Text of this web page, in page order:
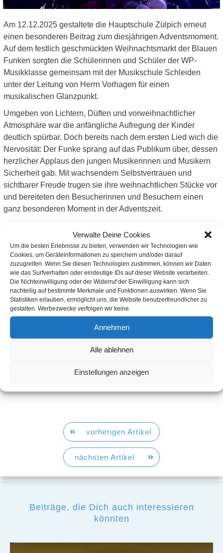
Verwalte Deine Cookies
Um die besten Erlebnisse zu bieten, verwenden wir Technologien wie
Cookies, um Geräteinformationen zu speichern und/oder darauf
zuzugreifen. Wenn Sie diesen Technologien zustimmen, können wir Daten
wie das Surfverhalten oder eindeutige IDs auf dieser Website verarbeiten.
Die Nichteinwilligung oder der Widerruf der Einwilligung kann sich
nachteilig auf bestimmte Merkmale und Funktionen auswirken. Wenn Sie
Statistiken erlauben, ermöglicht uns, die Website benutzerfreundlicher zu
gestalten. Werbezwecke verfolgen wir keine.
Annehmen
Alle ablehnen
Einstellungen anzeigen
Am 12.12.2025 gestaltete die Hauptschule Zülpich erneut
einen besonderen Beitrag zum diesjährigen Adventsmoment.
Auf dem festlich geschmückten Weihnachtsmarkt der Blauen
Funken sorgten die Schülerinnen und Schüler der WP-
Musikklasse gemeinsam mit der Musikschule Schleiden
unter der Leitung von Herrn Vorhagen für einen
musikalischen Glanzpunkt.
Umgeben von Lichtern, Düften und vorweihnachtlicher
Atmosphäre war die anfängliche Aufregung der Kinder
deutlich spürbar. Doch bereits nach dem ersten Lied wich die
Nervosität: Der Funke sprang auf das Publikum über, dessen
herzlicher Applaus den jungen Musikerinnen und Musikern
Sicherheit gab. Mit wachsendem Selbstvertrauen und
sichtbarer Freude trugen sie ihre weihnachtlichen Stücke vor
und bereiteten den Besucherinnen und Besuchern einen
ganz besonderen Moment in der Adventszeit.
verabschiedete sich die
Hauptschule Zülpich von
einem gelungenen Auftritt
auf dem liebevoll gestalteten
Weihnachtsmarkt der Blauen
Funken 2025.
Die Schulgemeinschaft
wünscht allen frohe und
besinnliche Weihnachten
sowie einen guten Start ins
blickt bereits voller Vorfreude auf weitere musikalische
vorherigen Artikel
nächsten Artikel
Beiträge, die Dich auch interessieren
könnten